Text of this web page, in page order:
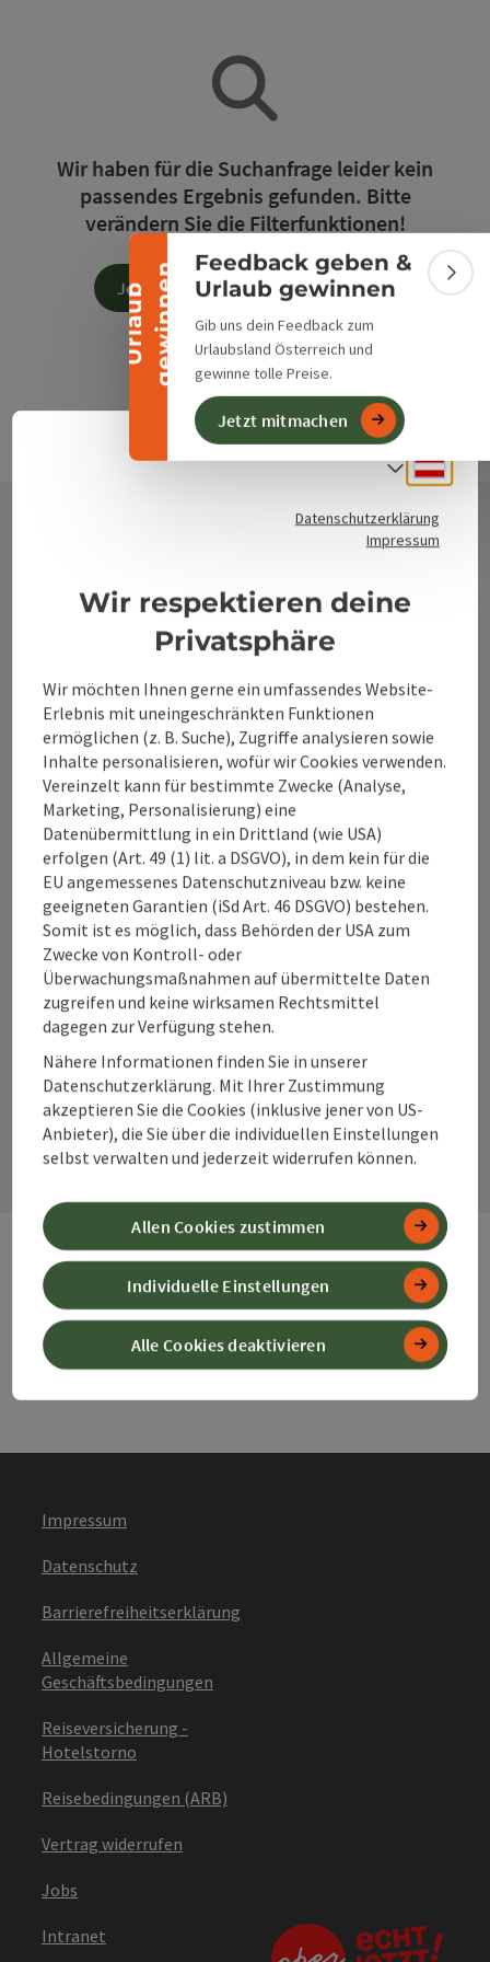
U
r
l
a
u
b
g
e
w
i
n
n
en
Banner einklappen
Feedback geben &
Urlaub gewinnen
Gib uns dein Feedback zum
Urlaubsland Österreich und
gewinne tolle Preise.
Jetzt mitmachen
Wir haben für die Suchanfrage leider kein
passendes Ergebnis gefunden. Bitte
verändern Sie die Filterfunktionen!
Jetzt alle Filter zurücksetzen
Alpenland Tourismus GmbH
Bahnhofstraße 2
4580 Windischgarsten
+43 50 360 360 360
info@360alpenland.com
InstagramFacebookYouTube
Kontaktformular
Webseiten
Services
Impressum
Datenschutz
Barrierefreiheitserklärung
Allgemeine
Geschäftsbedingungen
Reiseversicherung -
Hotelstorno
Reisebedingungen (ARB)
Vertrag widerrufen
Jobs
Intranet
Datenschutzerklärung
Impressum
Wir respektieren deine
Privatsphäre
Wir möchten Ihnen gerne ein umfassendes Website-
Erlebnis mit uneingeschränkten Funktionen
ermöglichen (z. B. Suche), Zugriffe analysieren sowie
Inhalte personalisieren, wofür wir Cookies verwenden.
Vereinzelt kann für bestimmte Zwecke (Analyse,
Marketing, Personalisierung) eine
Datenübermittlung in ein Drittland (wie USA)
erfolgen (Art. 49 (1) lit. a DSGVO), in dem kein für die
EU angemessenes Datenschutzniveau bzw. keine
geeigneten Garantien (iSd Art. 46 DSGVO) bestehen.
Somit ist es möglich, dass Behörden der USA zum
Zwecke von Kontroll- oder
Überwachungsmaßnahmen auf übermittelte Daten
zugreifen und keine wirksamen Rechtsmittel
dagegen zur Verfügung stehen.
Nähere Informationen finden Sie in unserer
Datenschutzerklärung. Mit Ihrer Zustimmung
akzeptieren Sie die Cookies (inklusive jener von US-
Anbieter), die Sie über die individuellen Einstellungen
selbst verwalten und jederzeit widerrufen können.
Alle Cookies deaktivieren
Individuelle Einstellungen
Allen Cookies zustimmen